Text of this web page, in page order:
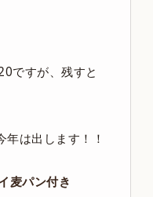
ですが、残すと
は出します！！
麦パン付き